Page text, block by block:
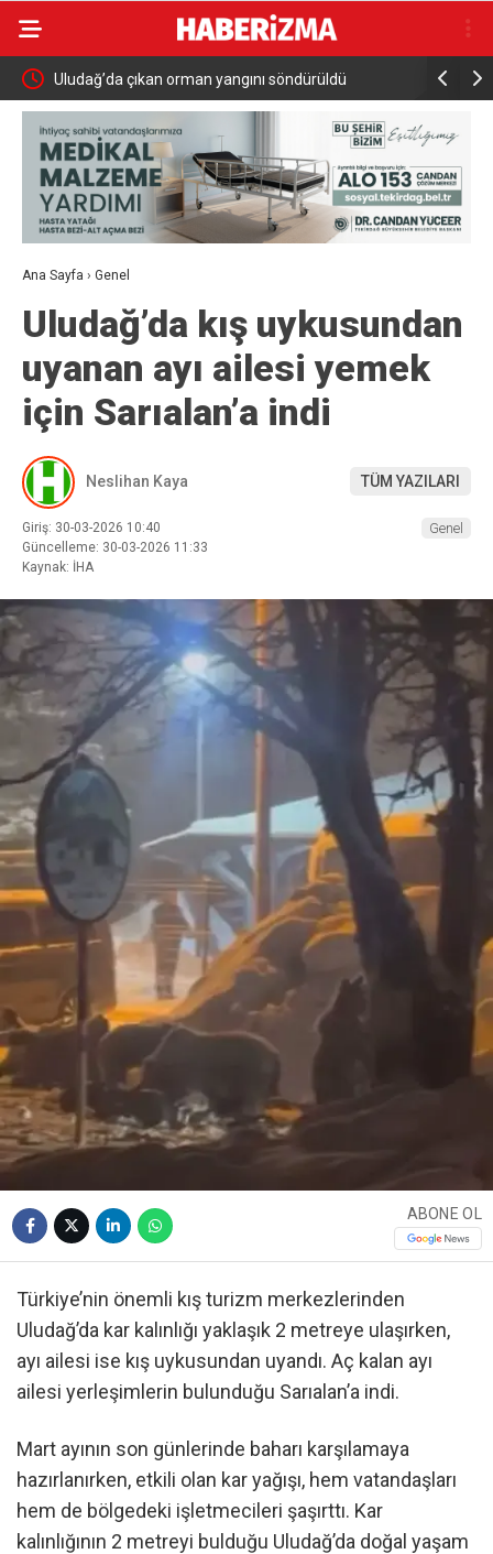
Uludağ’da çıkan orman yangını söndürüldü MGK 6
Güvenlik
Ana Sayfa › Genel
Uludağ’da kış uykusundan
uyanan ayı ailesi yemek
için Sarıalan’a indi
Neslihan Kaya TÜM YAZILARI
Giriş: 30-03-2026 10:40
Güncelleme: 30-03-2026 11:33
Kaynak: İHA
Genel
ABONE OL
Türkiye’nin önemli kış turizm merkezlerinden
Uludağ’da kar kalınlığı yaklaşık 2 metreye ulaşırken,
ayı ailesi ise kış uykusundan uyandı. Aç kalan ayı
ailesi yerleşimlerin bulunduğu Sarıalan’a indi.
Mart ayının son günlerinde baharı karşılamaya
hazırlanırken, etkili olan kar yağışı, hem vatandaşları
hem de bölgedeki işletmecileri şaşırttı. Kar
kalınlığının 2 metreyi bulduğu Uludağ’da doğal yaşam